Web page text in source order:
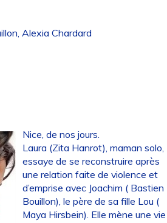
Alexia Chardard
Nice, de nos jours.
Laura (Zita Hanrot), maman solo,
essaye de se reconstruire après
une relation faite de violence et
d’emprise avec Joachim ( Bastien
Bouillon), le père de sa fille Lou (
Maya Hirsbein). Elle mène une vie